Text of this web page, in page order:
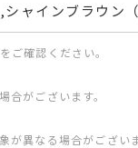
シャインブラウン
ご確認ください。
合がございます。
異なる場合がございま